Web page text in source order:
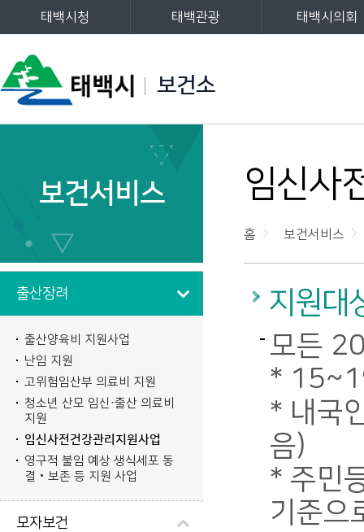
보건소
태백시청 태백관광 태백시의회
주메뉴
왼쪽메뉴
보건서비스
출산장려
출산양육비 지원사업
난임 지원
고위험임산부 의료비 지원
청소년 산모 임신·출산 의료비
지원
임신사전건강관리지원사업
영구적 불임 예상 생식세포 동
결‧보존 등 지원 사업
모자보건
임신사
홈 보건서비스
지원대
모든
*
* 내국
음)
* 주민
기준으